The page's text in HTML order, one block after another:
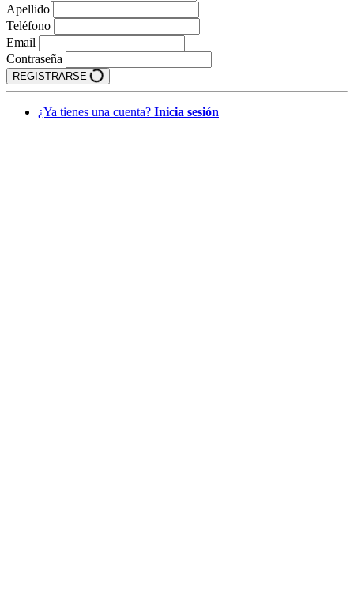
Apellido
Teléfono
Email
Contraseña
REGISTRARSE
¿Ya tienes una cuenta? Inicia sesión